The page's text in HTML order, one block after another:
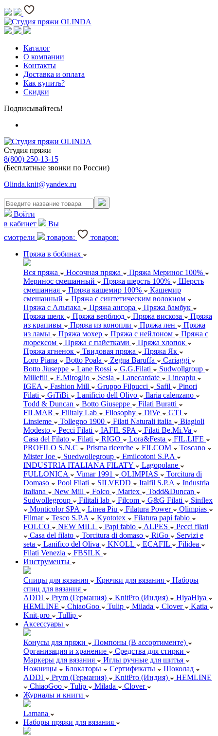
Каталог
О компании
Контакты
Доставка и оплата
Как купить?
Скидки
Подписывайтесь!
Студия пряжи
8(800) 250-13-15
(Бесплатные звонки по России)
Olinda.knit@yandex.ru
Войти
в кабинет
Вы
смотрели
товаров:
товаров:
Пряжа в бобинах
Вся пряжа Носочная пряжа
Пряжа Меринос 100%
Меринос смешанный
Пряжа шерсть 100%
Шерсть
смешанная
Пряжа кашемир 100%
Кашемир
смешанный
Пряжа с синтетическим волокном
Пряжа с Альпака
Пряжа ангора
Пряжа бамбук
Пряжа шелк
Пряжа верблюд Пряжа вискоза
Пряжа
из крапивы
Пряжа из конопли Пряжа лен
Пряжа
из ламы
Пряжа мохер Пряжа с нейлоном
Пряжа с
люрексом
Пряжа с пайетками
Пряжа хлопок
Пряжа ягненок
Твидовая пряжа
Пряжа Як
Loro Piana
Botto Poala Zegna Baruffa
Cariaggi
Botto Jiuseppe
Lane Rossi G.G.Filati
Sudwollgroup
Millefili
E.Miroglio Sesia Lanecardate
Lineapiu
IGEA
Fashion Mill Gruppo Filpucci Safil
Pinori
Filati
GiTiBi Lanificio dell Olivo
Ilaria calenzano
Todd & Duncan
Botto Giuseppe
Filati Buratti
FILMAR
Filitaly Lab Filosophy DiVe
GTI
Linsieme
Tollegno 1900 Filati Naturali italia
Biagioli
Modesto
Pecci Filati IAFIL SPA
Filati Be.Mi.Va
Casa del Filato
Filati RIGO Lora&Festa
FIL.LIFE
PROFILO S.N.C
Prisma ricerche FILCOM
Toscano
Mister Joe
Suedwollegroup
Emilcotoni S.P.A
INDUSTRIA ITALIANA FILATY
Lagopolane
FULLONICA
Vimar 1991 OLIMPIAS
Torcitura di
Domaso
Pool Filati SILVEDD Italfil S.P.A
Industria
Italiana
New Mill Folco Martex
Todd&Duncan
Sudwollegroup
Filitali lab Filcom G&G Filati
Sinflex
Monticolor SPA
Linea Piu Filatura Power
Olimpias
Filmar
Tesco S.P.A Kyototex
Filatura papi fabio
FOLCO
NEW MILL Papi fabio ALPES
Pecci filati
Casa del filato
Torcitura di domaso RiGo
Servizi e
seta
Lanifico del Oliva KNOLL ECAFIL
Filidea
Filati Venezia
FBSILK
Инструменты
Спицы для вязания Крючки для вязания
Наборы
спиц для вязания
ADDI
Prym (Германия) KnitPro (Индия)
HiyaHiya
HEMLINE
ChiaoGoo Tulip Milada Clover
Katia
Knit-pro
Tullip
Аксессуары
Конусы для пряжи
Помпоны (В ассортименте)
Организация и хранение
Средства для стирки
Маркеры для вязания
Иглы ручные для шитья
Ножницы
Блокаторы Сертификаты
Шоколад
ADDI
Prym (Германия) KnitPro (Индия)
HEMLINE
ChiaoGoo
Tulip Milada
Clover
Журналы и книги
Lamana
Наборы пряжи для вязания